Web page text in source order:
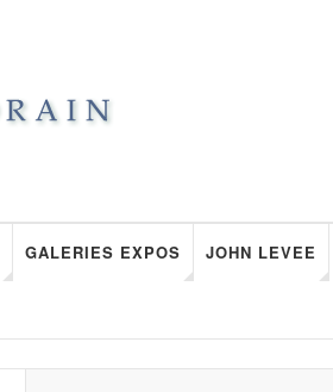
GALERIES EXPOS JOHN LEVEE